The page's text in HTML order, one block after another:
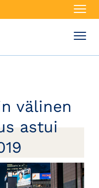
välinen
astui